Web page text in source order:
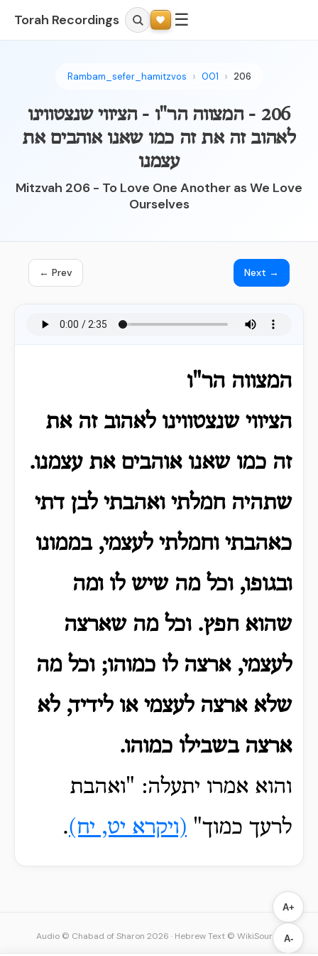
Torah Recordings ☰
Rambam_sefer_hamitzvos 001 206
206 - המצווה הר"ו - הציווי שנצטווינו
לאהוב זה את זה כמו שאנו אוהבים את
עצמנו
Mitzvah 206 - To Love One Another as We Love
Ourselves
← Prev Next →
המצווה הר"ו
הציווי שנצטווינו לאהוב זה את
זה כמו שאנו אוהבים את עצמנו.
שתהיה חמלתי ואהבתי לבן דתי
כאהבתי וחמלתי לעצמי, בממונו
ובגופו, וכל מה שיש לו ומה
שהוא חפץ.וכל מה שארצה
לעצמי, ארצה לו כמוהו; וכל מה
שלא ארצה לעצמי או לידיד, לא
ארצה בשבילו כמוהו.
והוא אמרו יתעלה: "ואהבת
לרעך כמוך" (ויקרא יט, יח).
A+
A-
Audio © Chabad of Sharon 2026 · Hebrew Text © WikiSource